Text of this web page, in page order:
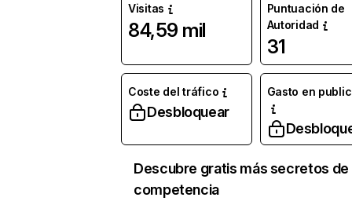
Visitas
84,59 mil
Puntuación de
Autoridad
31
Coste del tráfico
Desbloquear
Gasto en
Descubre gratis más secretos de
competencia